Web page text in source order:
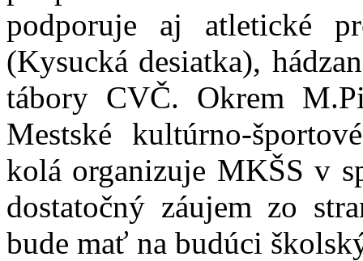
podporuje aj atletické
(Kysucká desiatka),
tábory CVČ. Okrem
Mestské kultúrno-
kolá organizuje MKŠS v
dostatočný záujem zo
bude mať na budúci